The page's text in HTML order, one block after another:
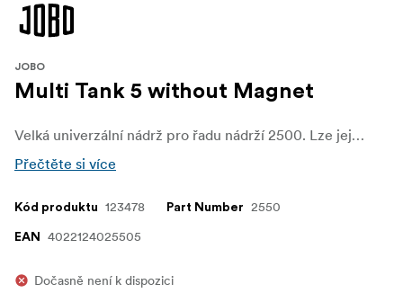
JOBO
Multi Tank 5 without Magnet
Velká univerzální nádrž pro řadu nádrží 2500. Lze jej použít ke zpracování několika 35mm filmů, 120 svitkových filmů nebo archových filmů 4x5" najednou.
Přečtěte si více
Kód produktu 123478 Part Number 2550
EAN 4022124025505
Dočasně není k dispozici